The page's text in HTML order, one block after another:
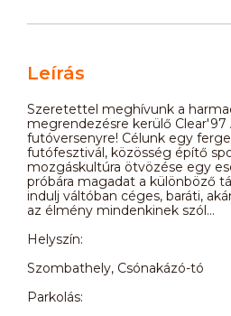
Leírás
Szeretettel meghívunk a
megrendezésre kerülő Clear'97
futóversenyre! Célunk egy
futófesztivál, közösség építő
mozgáskultúra ötvözése egy
próbára magadat a különböző
indulj váltóban céges, baráti,
az élmény mindenkinek szól...
Helyszín:
Szombathely, Csónakázó-tó
Parkolás: